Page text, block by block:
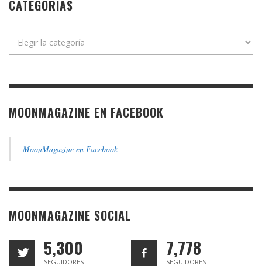
CATEGORÍAS
MOONMAGAZINE EN FACEBOOK
MoonMagazine en Facebook
MOONMAGAZINE SOCIAL
5,300
SEGUIDORES
7,778
SEGUIDORES